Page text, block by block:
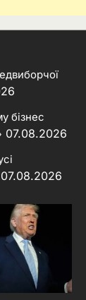
бізнес
07.08.2026
07.08.2026